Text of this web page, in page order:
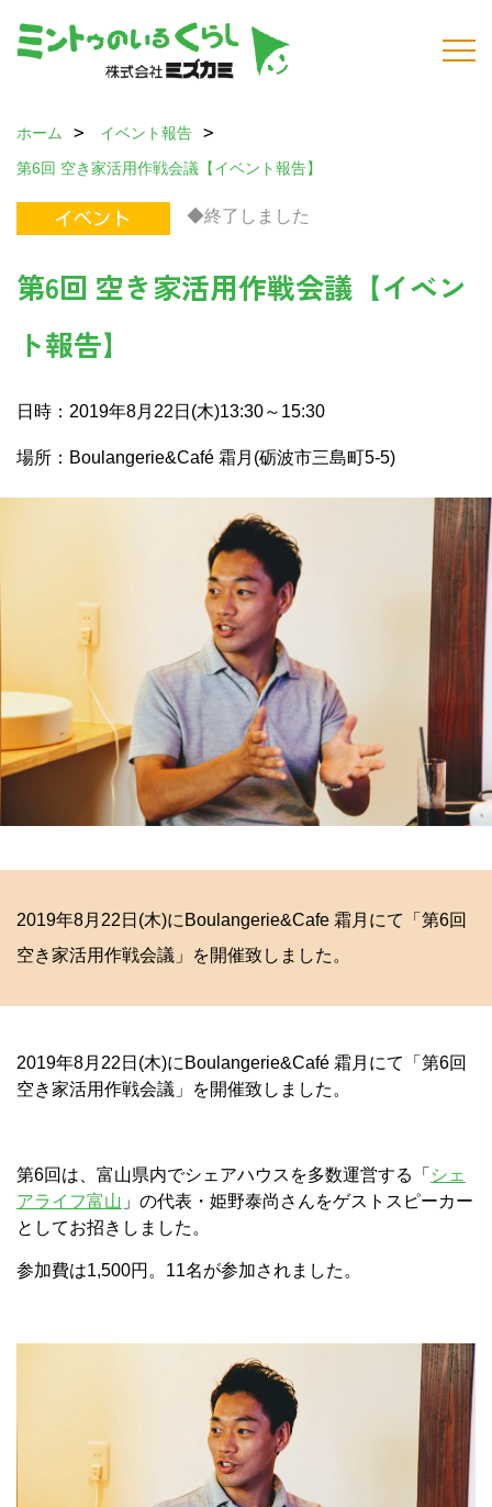
ホーム
イベント報告
第6回 空き家活用作戦会議【イベント報告】
◆終了しました
第6回 空き家活用作戦会議【イベン
ト報告】
日時：2019年8月22日(木)13:30～15:30
場所：Boulangerie&Café 霜月(砺波市三島町5-5)
2019年8月22日(木)にBoulangerie&Cafe 霜月にて「第6回
空き家活用作戦会議」を開催致しました。
2019年8月22日(木)にBoulangerie&Café 霜月にて「第6回
空き家活用作戦会議」を開催致しました。
第6回は、富山県内でシェアハウスを多数運営する「 シェ
アライフ富山 」の代表・姫野泰尚さんをゲストスピーカー
としてお招きしました。
参加費は1,500円。11名が参加されました。